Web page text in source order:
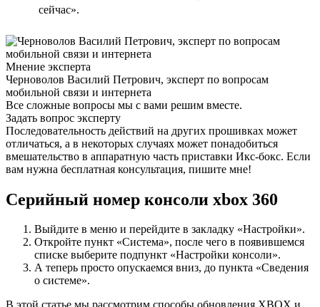
сейчас».
Мнение эксперта
Черноволов Василий Петрович, эксперт по вопросам
мобильной связи и интернета
Все сложные вопросы мы с вами решим вместе.
Задать вопрос эксперту
Последовательность действий на других прошивках может
отличаться, а в некоторых случаях может понадобиться
вмешательство в аппаратную часть приставки Икс-бокс. Если
вам нужна бесплатная консультация, пишите мне!
Серийный номер консоли xbox 360
Выйдите в меню и перейдите в закладку «Настройки».
Откройте пункт «Система», после чего в появившемся
списке выберите подпункт «Настройки консоли».
А теперь просто опускаемся вниз, до пункта «Сведения
о системе».